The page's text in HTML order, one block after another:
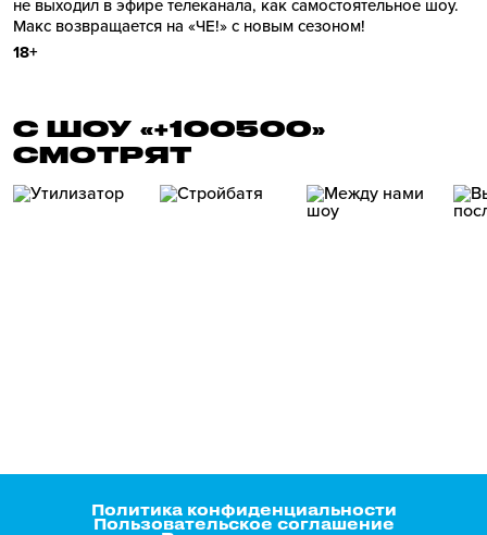
не выходил в эфире телеканала, как самостоятельное шоу.
Макс возвращается на «ЧЕ!» с новым сезоном!
18+
С ШОУ «+100500»
СМОТРЯТ
Политика конфиденциальности
Пользовательское соглашение